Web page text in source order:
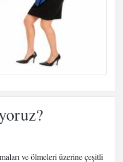
ve ölmeleri üzerine çeşitli